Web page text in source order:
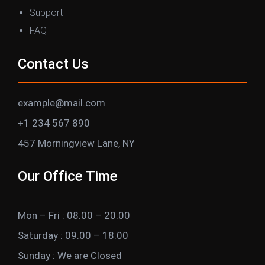
Support
FAQ
Contact Us
example@mail.com
+1 234 567 890
457 Morningview Lane, NY
Our Office Time
Mon – Fri : 08.00 – 20.00
Saturday : 09.00 – 18.00
Sunday : We are Closed